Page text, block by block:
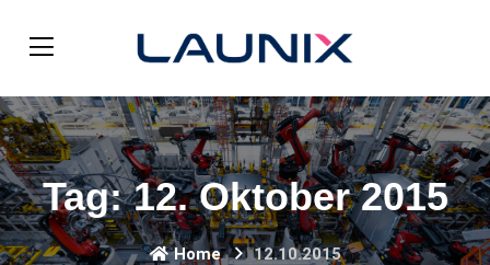
Tag:12. Oktober 2015
Home 12.10.2015